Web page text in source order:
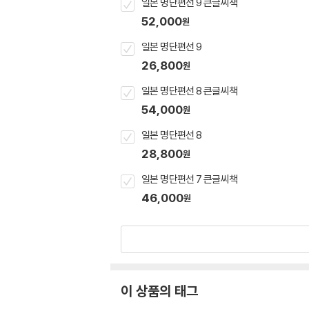
52,000원
일본 명단편선 9
26,800원
일본 명단편선 8 큰글씨책
54,000원
일본 명단편선 8
28,800원
일본 명단편선 7 큰글씨책
46,000원
이 상품의 태그